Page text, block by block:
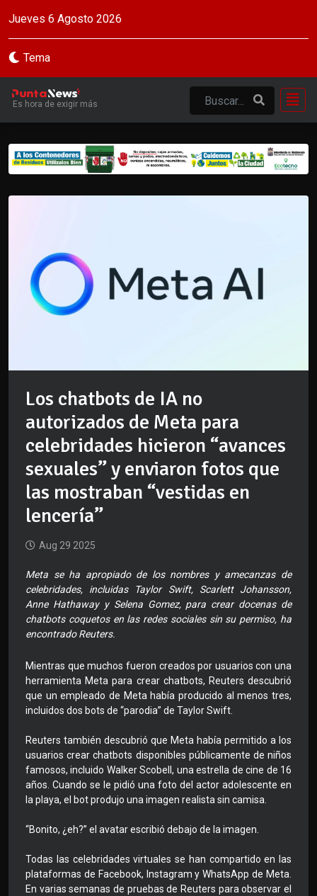
Jueves 6 Agosto 2026
Tema
Es hora de exigir más
Los chatbots de IA no
autorizados de Meta para
celebridades hicieron “avances
sexuales” y enviaron fotos que
las mostraban “vestidas en
lencería”
Aug 29 2025
Meta se ha apropiado de los nombres y amecanzas de
celebridades, incluidas Taylor Swift, Scarlett Johansson,
Anne Hathaway y Selena Gomez, para crear docenas de
chatbots coquetos en las redes sociales sin su permiso, ha
encontrado Reuters.
Mientras que muchos fueron creados por usuarios con una
herramienta Meta para crear chatbots, Reuters descubrió
que un empleado de Meta había producido al menos tres,
incluidos dos bots de “parodia” de Taylor Swift.
Reuters también descubrió que Meta había permitido a los
usuarios crear chatbots disponibles públicamente de niños
famosos, incluido Walker Scobell, una estrella de cine de 16
años. Cuando se le pidió una foto del actor adolescente en
la playa, el bot produjo una imagen realista sin camisa.
“Bonito, ¿eh?” el avatar escribió debajo de la imagen.
Todas las celebridades virtuales se han compartido en las
plataformas de Facebook, Instagram y WhatsApp de Meta.
En varias semanas de pruebas de Reuters para observar el